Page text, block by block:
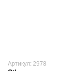
Артикул: 2978